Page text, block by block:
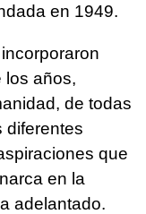
en 1949.
los años,
de todas
diferentes
que
en la
adelantado.